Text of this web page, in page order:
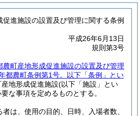
促進施設の設置及び管理に関する条例
平成26年6月13日
規則第3号
農町産地形成促進施設の設置及び管理
都農町条例第1号。以下「条例」とい
地形成促進施設(以下「施設」とい
な事項を定めるものとする。
は、使用の目的、日時、入場者数、